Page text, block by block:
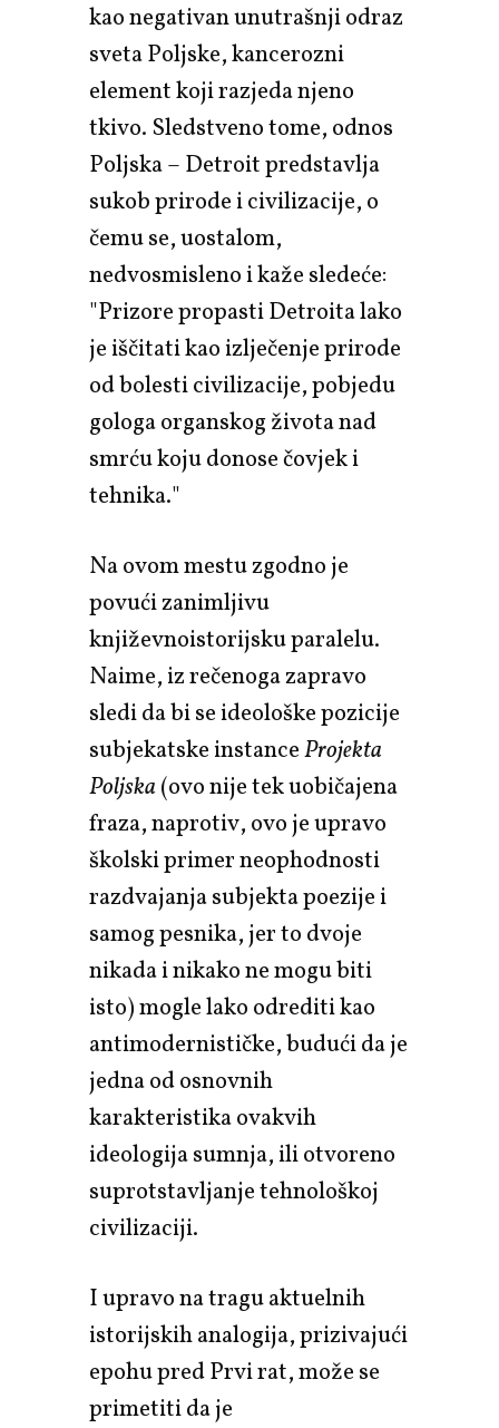
kao negativan unutrašnji odraz
sveta Poljske, kancerozni
element koji razjeda njeno
tkivo. Sledstveno tome, odnos
Poljska – Detroit predstavlja
sukob prirode i civilizacije, o
čemu se, uostalom,
nedvosmisleno i kaže sledeće:
"Prizore propasti Detroita lako
je iščitati kao izlječenje prirode
od bolesti civilizacije, pobjedu
gologa organskog života nad
smrću koju donose čovjek i
tehnika."
Na ovom mestu zgodno je
povući zanimljivu
književnoistorijsku paralelu.
Naime, iz rečenoga zapravo
sledi da bi se ideološke pozicije
subjekatske instanceProjekta
Poljska(ovo nije tek uobičajena
fraza, naprotiv, ovo je upravo
školski primer neophodnosti
razdvajanja subjekta poezije i
samog pesnika, jer to dvoje
nikada i nikako ne mogu biti
isto) mogle lako odrediti kao
antimodernističke, budući da je
jedna od osnovnih
karakteristika ovakvih
ideologija sumnja, ili otvoreno
suprotstavljanje tehnološkoj
civilizaciji.
I upravo na tragu aktuelnih
istorijskih analogija, prizivajući
epohu pred Prvi rat, može se
primetiti da je